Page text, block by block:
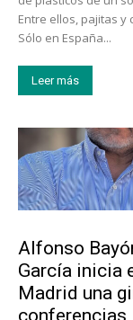
Entre ellos, pajitas y
Sólo en España...
Leer más
Alfonso
García inicia
Madrid una
conferencias